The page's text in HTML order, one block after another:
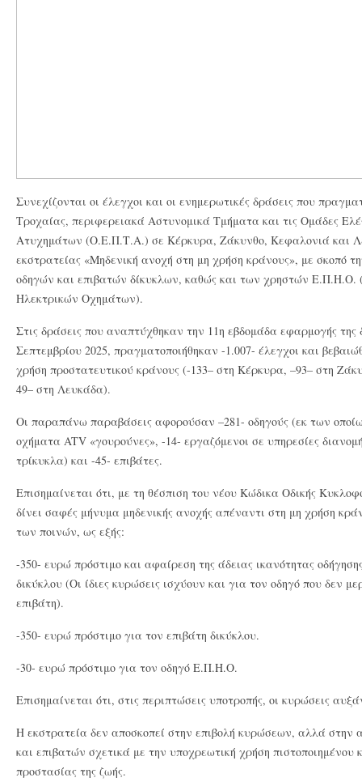
Συνεχίζονται οι έλεγχοι και οι ενημερωτικές δράσεις που
Τροχαίας, περιφερειακά Αστυνομικά Τμήματα και τις Ομάδες
Ατυχημάτων (Ο.Ε.Π.Τ.Α.) σε Κέρκυρα, Ζάκυνθο, Κεφαλονιά και
εκστρατείας «Μηδενική ανοχή στη μη χρήση κράνους», με σκοπό
οδηγών και επιβατών δίκυκλων, καθώς και των χρηστών
Ηλεκτρικών Οχημάτων).
Στις δράσεις που αναπτύχθηκαν την 11η εβδομάδα εφαρμογής
Σεπτεμβρίου 2025, πραγματοποιήθηκαν -1.007- έλεγχοι και
χρήση προστατευτικού κράνους (-133– στη Κέρκυρα, –93– στη
49– στη Λευκάδα).
Οι παραπάνω παραβάσεις αφορούσαν –281- οδηγούς (εκ των
οχήματα ATV «γουρούνες», -14- εργαζόμενοι σε υπηρεσίες
τρίκυκλα) και -45- επιβάτες.
Επισημαίνεται ότι, με τη θέσπιση του νέου Κώδικα Οδικής
δίνει σαφές μήνυμα μηδενικής ανοχής απέναντι στη μη χρήση
των ποινών, ως εξής:
-350- ευρώ πρόστιμο και αφαίρεση της άδειας ικανότητας
δικύκλου (Οι ίδιες κυρώσεις ισχύουν και για τον οδηγό που δεν
επιβάτη).
-350- ευρώ πρόστιμο για τον επιβάτη δικύκλου.
-30- ευρώ πρόστιμο για τον οδηγό Ε.Π.Η.Ο.
Επισημαίνεται ότι, στις περιπτώσεις υποτροπής, οι κυρώσεις
Η εκστρατεία δεν αποσκοπεί στην επιβολή κυρώσεων, αλλά στην
και επιβατών σχετικά με την υποχρεωτική χρήση πιστοποιημένου
προστασίας της ζωής.